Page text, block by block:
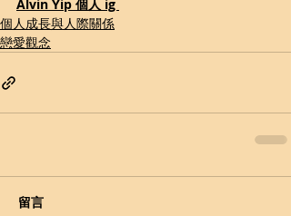
Alvin Yip 個人 ig
個人成長與人際關係
戀愛觀念
留言